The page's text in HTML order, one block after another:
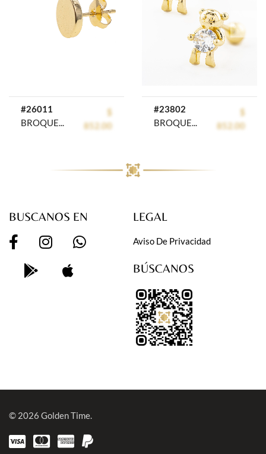
#26011
$
852.00
BROQUEL CHAPA GOLDEN CASTING
#23802
$
852.00
BROQUEL CHAPA CRYSTIME
BUSCANOS EN LEGAL
Aviso De Privacidad
BÚSCANOS
© 2026 Golden Time.